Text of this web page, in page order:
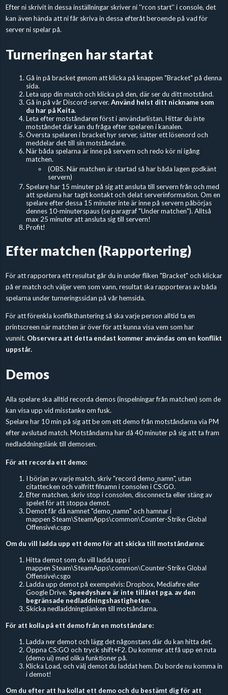
Efter ni skrivit in dessa inställningar skriver ni ''rcon start'' i console, det
kan även hända att ni får skriva in dessa efteråt beroende på vad för
server ni spelar på.
Turneringen har startat
Gå in på bracket genom att klicka på knappen "Bracket" på denna
sida.
Leta upp din match och klicka på den, där ser du ditt motstånd.
Gå in på vår Discord-server. Använd helst ditt nickname som
du har på Keita.
Leta efter motståndaren först i användarlistan. Hittar du inte
motståndet där kan du fråga efter spelaren i kanalen.
Översta spelaren i bracket hyr server, sätter ett lösenord och
meddelar det till sin motståndare.
När båda spelarna är inne på servern och redo kör ni igång
matchen.
(OBS. När matchen är startad så har båda lagen godkänt
servern)
Spelare har 15 minuter på sig att ansluta till servern från och med
att spelarna har tagit kontakt och delat serverinformation. Om en
spelare efter dessa 15 minuter inte är inne på servern påbörjas
dennes 10-minuterspaus (se paragraf "Under matchen"). Alltså
max 25 minuter att ansluta sig till servern!
Profit!
Efter matchen (Rapportering)
För att rapportera ett resultat går du in under fliken "Bracket" och klickar
på er match och väljer vem som vann, resultat ska rapporteras av båda
spelarna under turneringssidan på vår hemsida.
För att förenkla konflikthantering så ska varje person alltid ta en
printscreen när matchen är över för att kunna visa vem som har
vunnit. Observera att detta endast kommer användas om en konflikt
uppstår.
Demos
Alla spelare ska alltid recorda demos (inspelningar från matchen) som de
kan visa upp vid misstanke om fusk.
Spelare har 10 min på sig att be om ett demo från motståndarna via PM
efter avslutad match. Motståndarna har då 40 minuter på sig att ta fram
nedladdningslänk till demosen.
För att recorda ett demo:
I början av varje match, skriv "record demo_namn", utan
citattecken och valfritt filnamn i consolen i CS:GO.
Efter matchen, skriv stop i consolen, disconnecta eller stäng av
spelet för att stoppa demot.
Demot får då namnet "demo_namn" och hamnar i
mappen Steam\SteamApps\common\Counter-Strike Global
Offensive\csgo
Om du vill ladda upp ett demo för att skicka till motståndarna:
Hitta demot som du vill ladda upp i
mappen Steam\SteamApps\common\Counter-Strike Global
Offensive\csgo
Ladda upp demot på exempelvis: Dropbox, Mediafire eller
Google Drive.Speedyshare är inte tillåtet pga. av den
begränsade nedladdningshastigheten.
Skicka nedladdningslänken till motsåndarna.
För att kolla på ett demo från en motståndare:
Ladda ner demot och lägg det någonstans där du kan hitta det.
Öppna CS:GO och tryck shift+F2. Du kommer att få upp en ruta
(demo ui) med olika funktioner på.
Klicka Load, och välj demot du laddat hem. Du borde nu komma in
i demot!
Om du efter att ha kollat ett demo och du bestämt dig för att